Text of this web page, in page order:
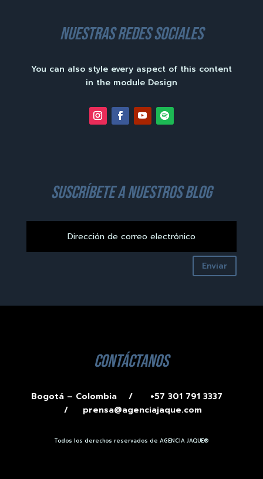
nuestras redes sociales
You can also style every aspect of this content
in the module Design
suscríbete a nuestros blog
Enviar
contáctanos
Bogotá – Colombia /
+57 301 791 3337
/ prensa@agenciajaque.com
Todos los derechos reservados de AGENCIA JAQUE®